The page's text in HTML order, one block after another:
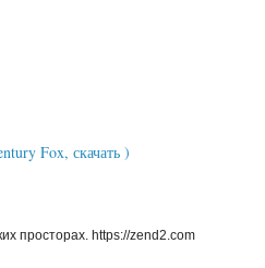
Fox, скачать )
просторах. https://zend2.com